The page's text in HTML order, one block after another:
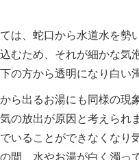
は、蛇口から水道水を勢
むため、それが細かな
の方から透明になり白い
ら出るお湯にも同様の
の放出が原因と考えられ
いることができなくなり
間、水やお湯が白く濁っ